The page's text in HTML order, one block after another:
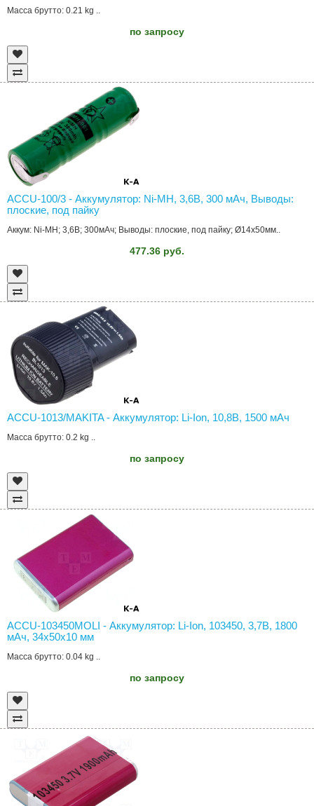
Масса брутто: 0.21 kg ..
по запросу
ACCU-100/3 - Аккумулятор: Ni-MH, 3,6В, 300 мAч, Выводы:
плоские, под пайку
Аккум: Ni-MH; 3,6В; 300мАч; Выводы: плоские, под пайку; Ø14x50мм..
477.36 руб.
ACCU-1013/MAKITA - Аккумулятор: Li-Ion, 10,8В, 1500 мAч
Масса брутто: 0.2 kg ..
по запросу
ACCU-103450MOLI - Аккумулятор: Li-Ion, 103450, 3,7В, 1800
мAч, 34x50x10 мм
Масса брутто: 0.04 kg ..
по запросу